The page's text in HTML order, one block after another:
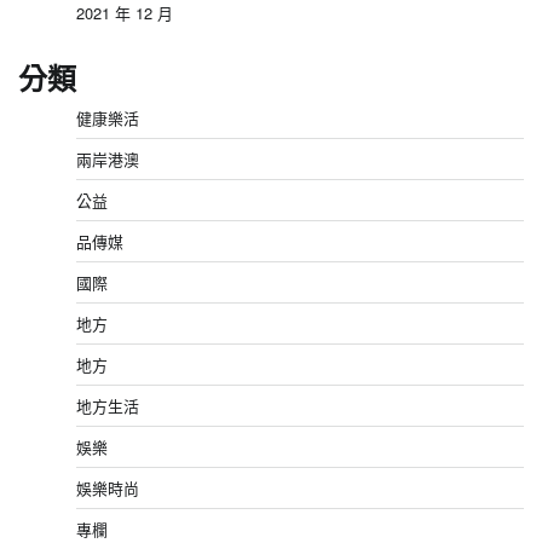
2021 年 12 月
分類
健康樂活
兩岸港澳
公益
品傳媒
國際
地方
地方
地方生活
娛樂
娛樂時尚
專欄